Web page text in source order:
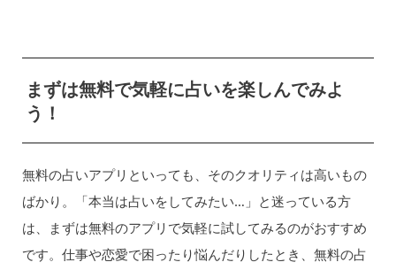
まずは無料で気軽に占いを楽しんでみよ
う！
無料の占いアプリといっても、そのクオリティは高いもの
ばかり。「本当は占いをしてみたい…」と迷っている方
は、まずは無料のアプリで気軽に試してみるのがおすすめ
です。仕事や恋愛で困ったり悩んだりしたとき、無料の占